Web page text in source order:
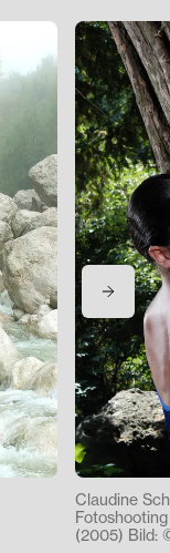
Claudine
(2005) Bild: